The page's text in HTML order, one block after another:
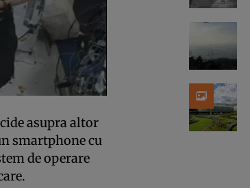
asupra altor
smartphone cu
de operare